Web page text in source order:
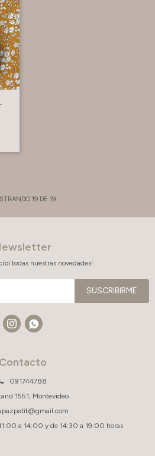
19 DE 19
Contacto
091744788
1551, Montevideo
a 14:00 y de 14:30 a 19:00 horas
todas nuestras novedades!
SUSCRIBIRME
 